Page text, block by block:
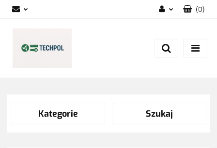
Zarejestruj się
(0)
Kategorie Szukaj